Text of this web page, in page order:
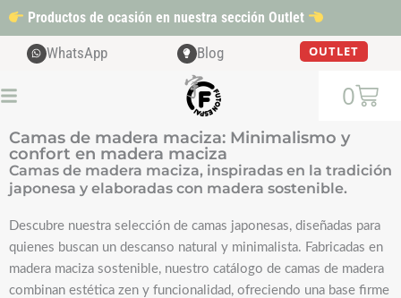
al
contenido
Productos de ocasión en nuestra sección Outlet
WhatsApp Blog OUTLET
0
Cart
Camas de madera maciza: Minimalismo y
confort en madera maciza
Camas de madera maciza, inspiradas en la tradición
japonesa y elaboradas con madera sostenible.
Descubre nuestra selección de camas japonesas, diseñadas para
quienes buscan un descanso natural y minimalista. Fabricadas en
madera maciza sostenible, nuestro catálogo de camas de madera
combinan estética zen y funcionalidad, ofreciendo una base firme